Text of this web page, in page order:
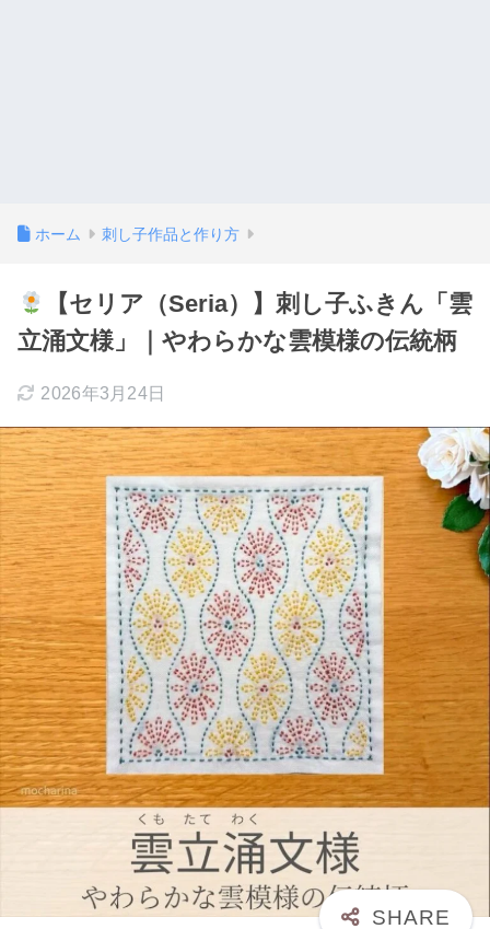
ホーム 刺し子作品と作り方
【セリア（Seria）】刺し子ふきん「雲
立涌文様」｜やわらかな雲模様の伝統柄
2026年3月24日